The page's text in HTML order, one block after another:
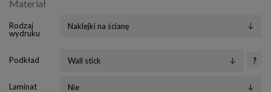
Materiał
Rodzaj
wydruku
Podkład ?
Laminat